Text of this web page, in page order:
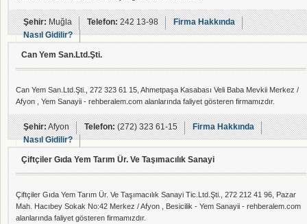
Şehir:Muğla Telefon:242 13-98
Firma Hakkında
Nasıl Gidilir?
Can Yem San.Ltd.Şti.
Can Yem San.Ltd.Şti., 272 323 61 15, Ahmetpaşa Kasabası Veli Baba Mevkii Merkez /
Afyon , Yem Sanayii - rehberalem.com alanlarında faliyet gösteren firmamızdır.
Şehir:Afyon Telefon:(272) 323 61-15
Firma Hakkında
Nasıl Gidilir?
Çiftçiler Gıda Yem Tarım Ür. Ve Taşımacılık Sanayi
Çiftçiler Gıda Yem Tarım Ür. Ve Taşımacılık Sanayi Tic.Ltd.Şti., 272 212 41 96, Pazar
Mah. Hacıbey Sokak No:42 Merkez / Afyon , Besicilik - Yem Sanayii - rehberalem.com
alanlarında faliyet gösteren firmamızdır.